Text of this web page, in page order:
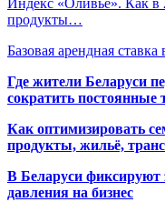
продукты…
Базовая арендная
Где жители Беларуси
сократить постоянные
Как оптимизировать
продукты, жильё,
В Беларуси фиксируют
давления на бизнес